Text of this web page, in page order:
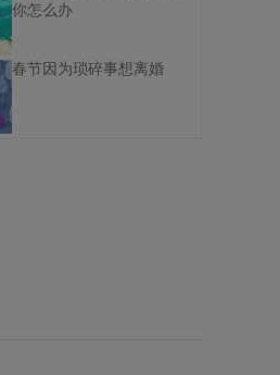
你怎么办
春节因为琐碎事想离婚